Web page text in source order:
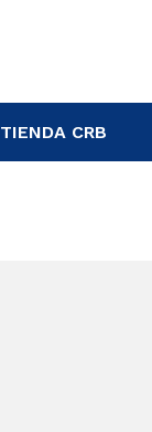
TIENDA CRB